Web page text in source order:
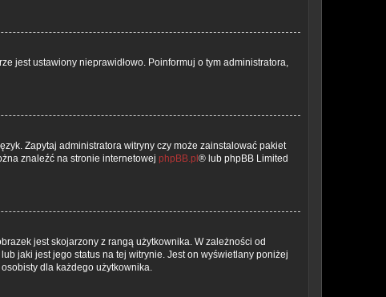
jest ustawiony nieprawidłowo. Poinformuj o tym administratora,
Zapytaj administratora witryny czy może zainstalować pakiet
znaleźć na stronie internetowej phpBB.pl ® lub phpBB Limited
jest skojarzony z rangą użytkownika. W zależności od
jaki jest jego status na tej witrynie. Jest on wyświetlany poniżej
dla każdego użytkownika.